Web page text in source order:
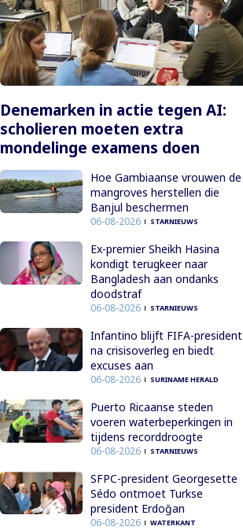
Denemarken in actie tegen AI:
scholieren moeten extra
mondelinge examens doen
Hoe Gambiaanse vrouwen de
mangroves herstellen die
Banjul beschermen
06-08-2026 STARNIEUWS
Ex-premier Sheikh Hasina
kondigt terugkeer naar
Bangladesh aan ondanks
doodstraf
06-08-2026 STARNIEUWS
Infantino blijft FIFA-president
na crisisoverleg en biedt
excuses aan
06-08-2026 SURINAME HERALD
Puerto Ricaanse steden
voeren waterbeperkingen in
tijdens recorddroogte
06-08-2026 STARNIEUWS
SFPC-president Georgesette
Sédo ontmoet Turkse
president Erdoğan
06-08-2026 WATERKANT